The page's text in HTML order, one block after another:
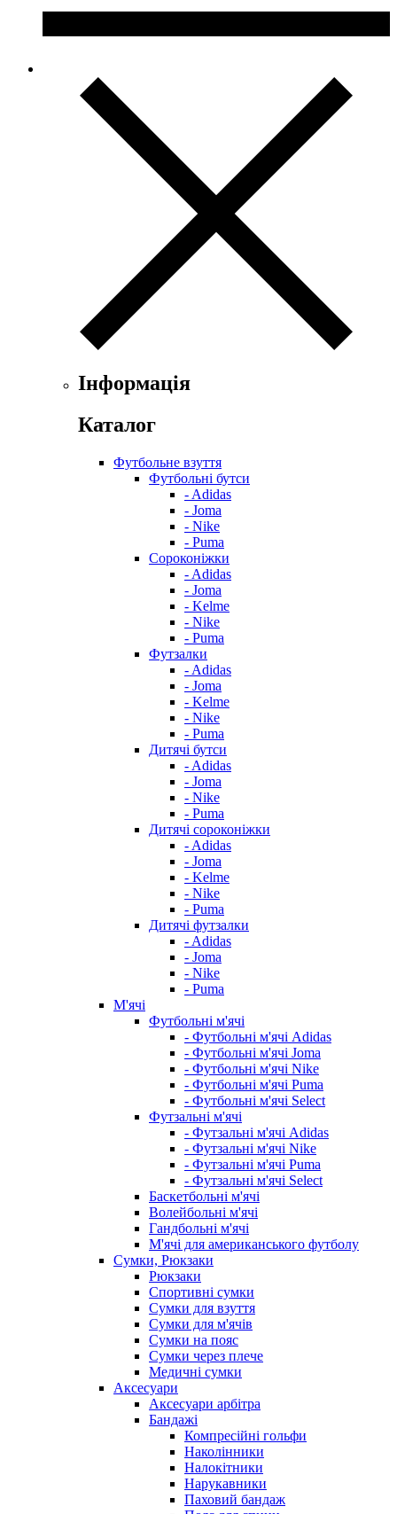
Інформація
Каталог
Футбольне взуття
Футбольні бутси
- Adidas
- Joma
- Nike
- Puma
Сороконіжки
- Adidas
- Joma
- Kelme
- Nike
- Puma
Футзалки
- Adidas
- Joma
- Kelme
- Nike
- Puma
Дитячі бутси
- Adidas
- Joma
- Nike
- Puma
Дитячі сороконіжки
- Adidas
- Joma
- Kelme
- Nike
- Puma
Дитячі футзалки
- Adidas
- Joma
- Nike
- Puma
М'ячі
Футбольні м'ячі
- Футбольні м'ячі Adidas
- Футбольні м'ячі Joma
- Футбольні м'ячі Nike
- Футбольні м'ячі Puma
- Футбольні м'ячі Select
Футзальні м'ячі
- Футзальні м'ячі Adidas
- Футзальні м'ячі Nike
- Футзальні м'ячі Puma
- Футзальні м'ячі Select
Баскетбольні м'ячі
Волейбольні м'ячі
Гандбольні м'ячі
М'ячі для американського футболу
Сумки, Рюкзаки
Рюкзаки
Спортивні сумки
Сумки для взуття
Сумки для м'ячів
Сумки на пояс
Сумки через плече
Медичні сумки
Аксесуари
Аксесуари арбітра
Бандажі
Компресійні гольфи
Наколінники
Налокітники
Нарукавники
Паховий бандаж